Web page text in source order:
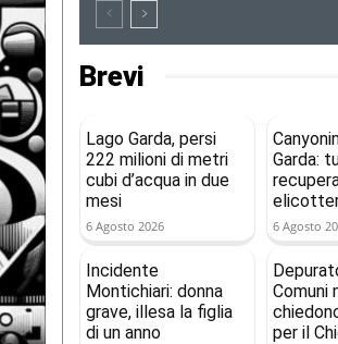
Brevi
Lago Garda, persi
222 milioni di metri
cubi d’acqua in due
mesi
6 Agosto 2026
Garda:
6 Agosto
Incidente
Montichiari: donna
grave, illesa la figlia
di un anno
Comuni
per il